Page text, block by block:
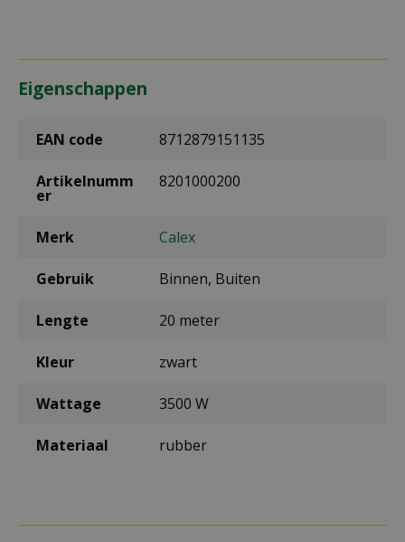
Eigenschappen
EAN code 8712879151135
Artikelnumm
er
8201000200
Merk Calex
Gebruik Binnen, Buiten
Lengte 20 meter
Kleur zwart
Wattage 3500 W
Materiaal rubber